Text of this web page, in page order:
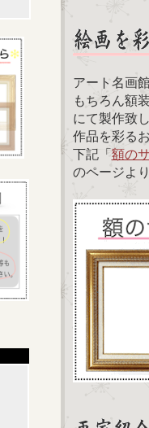
アート名画
もちろん額
にて製作致
作品を彩る
下記「額の
のページよ